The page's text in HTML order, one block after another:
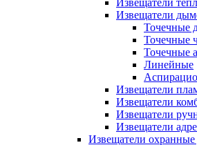
Извещатели
Извещатели
Точечные
Точечные
Точечные
Линейные
Извещатели
Извещатели
Извещатели
Извещатели
Извещатели